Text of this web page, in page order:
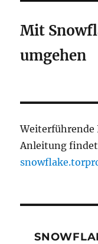
Mit
umgehen
Anleitung